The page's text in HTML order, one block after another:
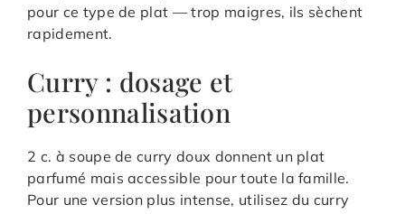
pour ce type de plat — trop maigres, ils sèchent
rapidement.
Curry : dosage et
personnalisation
2 c. à soupe de curry doux donnent un plat
parfumé mais accessible pour toute la famille.
Pour une version plus intense, utilisez du curry